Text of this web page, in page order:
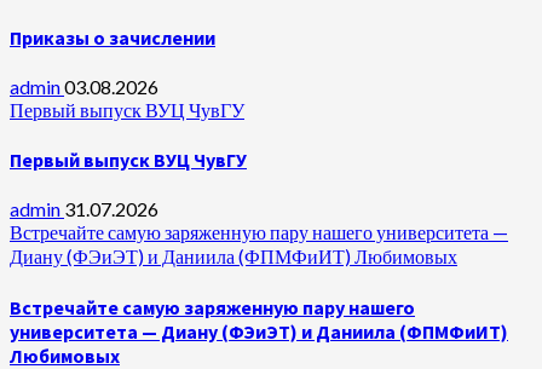
Приказы о зачислении
admin03.08.2026
Первый выпуск ВУЦ ЧувГУ
Первый выпуск ВУЦ ЧувГУ
admin 31.07.2026
Встречайте самую заряженную пару нашего университета —
Диану (ФЭиЭТ) и Даниила (ФПМФиИТ) Любимовых
Встречайте самую заряженную пару нашего
университета — Диану (ФЭиЭТ) и Даниила (ФПМФиИТ)
Любимовых